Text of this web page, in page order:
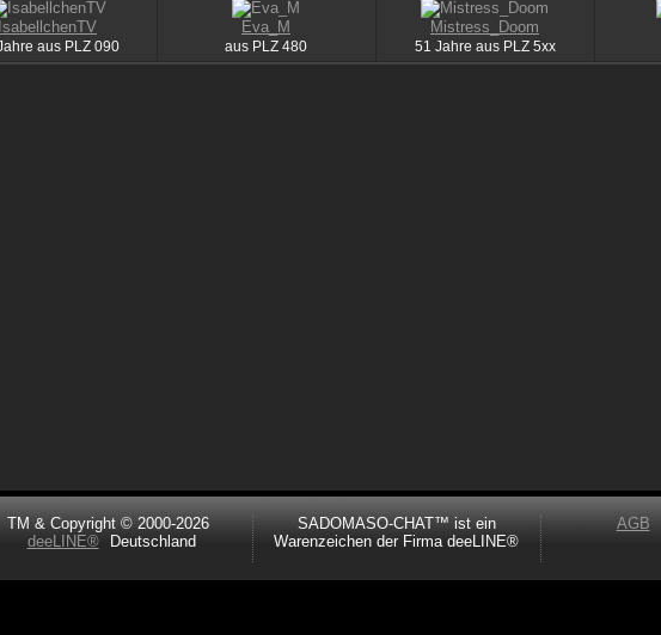
IsabellchenTV
aus PLZ090
Eva_M
aus PLZ 480
Mistress_Doom
51 Jahre aus PLZ5xx
TM & Copyright © 2000-2026
deeLINE®
Deutschland
SADOMASO-CHAT™ ist ein
Warenzeichen der Firma deeLINE®
AGB